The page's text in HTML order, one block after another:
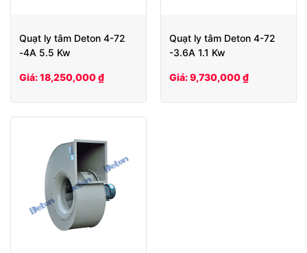
Quạt ly tâm Deton 4-72
-4A 5.5 Kw
Giá: 18,250,000 ₫
Quạt ly tâm Deton 4-72
-3.6A 1.1 Kw
Giá: 9,730,000 ₫